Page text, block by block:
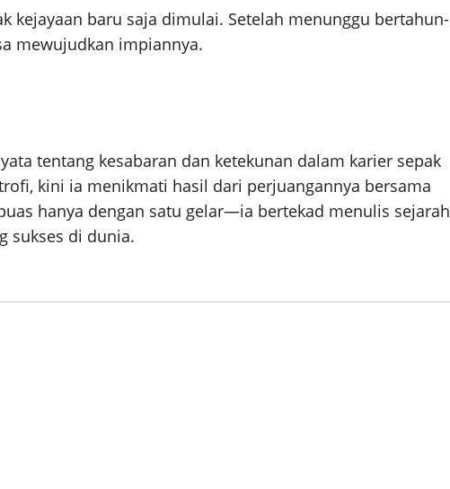
kejayaan baru saja dimulai. Setelah menunggu bertahun-
mewujudkan impiannya.
tentang kesabaran dan ketekunan dalam karier sepak
kini ia menikmati hasil dari perjuangannya bersama
hanya dengan satu gelar—ia bertekad menulis sejarah
sukses di dunia.